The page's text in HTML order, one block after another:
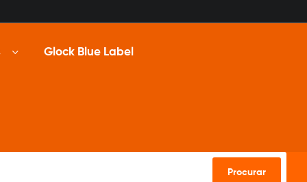
Glock Blue Label
Procurar